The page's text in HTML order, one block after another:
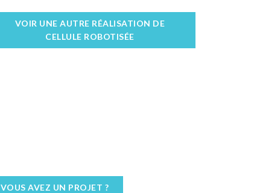
VOIR UNE AUTRE RÉALISATION DE
CELLULE ROBOTISÉE
VOUS AVEZ UN PROJET ?